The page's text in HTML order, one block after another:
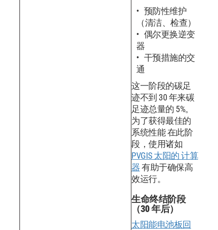
预防性维护
（清洁、检查）
偶尔更换逆变
器
干预措施的交
通
这一阶段的碳足
迹不到 30 年来碳
足迹总量的 5%。
为了获得最佳的
系统性能 在此阶
段，使用诸如
PVGIS 太阳的 计算
器有助于确保高
效运行。
生命终结阶段
（30 年后）
太阳能电池板回